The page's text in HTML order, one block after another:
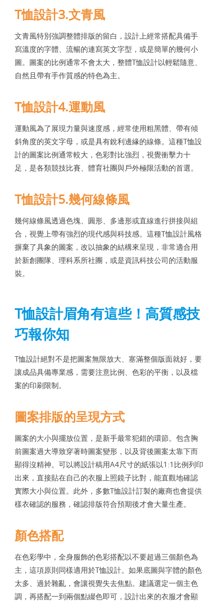
T恤設計3.文青風
文青風特別強調整體排版的留白，設計上經常搭配具備手
寫溫度的字體、流暢的連寫英文字型，或是簡單的幾何小
圖。圖案的比例通常不會太大，整體T恤設計以輕鬆隨意、
自然且帶有手作質感的特色為主。
T恤設計4.運動風
運動風為了展現力量與速度感，經常使用粗黑體、帶有傾
斜角度的英文字母，或是具有銳利邊緣的線條。這種T恤設
計的圖案比例通常較大，色彩對比強烈，視覺衝擊力十
足，是各類競技比賽、體育社團與戶外極限活動的首選。
T恤設計5.幾何線條風
幾何線條風透過色塊、圓形、多邊形或直線進行拼接與組
合，視覺上帶有強烈的現代感與科技感。這種T恤設計風格
摒棄了具象的圖案，改以抽象的結構來呈現，非常適合用
於新創團隊、理科系所社團，或是資訊科技公司的活動服
裝。
T恤設計眉角有這些！高質感技
巧報你知
T恤設計絕對不是把圖案無限放大、塞滿整個版面就好，要
讓成品具備專業感，需要注意比例、色彩的平衡，以及檔
案的印刷限制。
圖案排版的呈現方式
圖案的大小與擺放位置，是新手最常犯錯的環節。包含胸
前圖案過大導致穿著時圖案變形，以及背後圖案太靠下而
顯得沒精神。可以將設計稿用A4尺寸的紙張以1:1比例列印
出來，直接貼在自己的衣服上照鏡子比對，能直觀地確認
實際大小與位置。此外，多數T恤設計訂製的廠商也會提供
樣衣確認的服務，確認排版符合預期後才會大量生產。
顏色搭配
在色彩學中，全身服飾的色彩搭配以不要超過三個顏色為
主，這項原則同樣適用於T恤設計。如果底圖與字體的顏色
太多、過於雜亂，會讓視覺失去焦點。建議選定一個主色
調，再搭配一到兩個點綴色即可，設計出來的衣服才會顯